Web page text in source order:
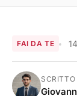
FAI DA TE
SCRITTO